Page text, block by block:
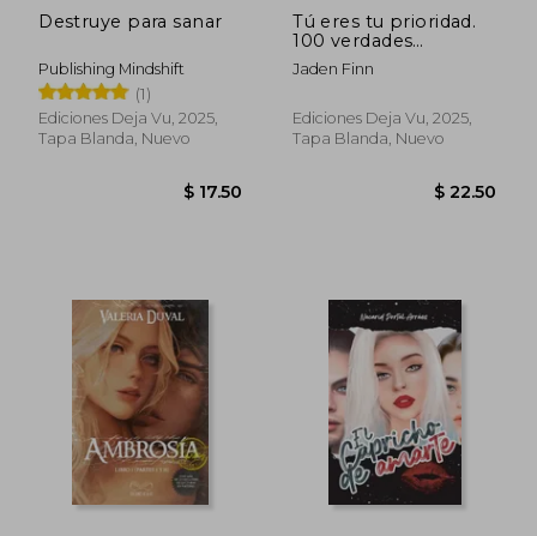
$ 28.50
45%
dcto.
Destruye para sanar
Publishing Mindshift
(1)
Ediciones Deja Vu, 2025,
Tapa Blanda, Nuevo
Tú eres tu prioridad.
100 verdades
esenciales para
amarte
Jaden Finn
Ediciones Deja Vu, 2025,
Tapa Blanda, Nuevo